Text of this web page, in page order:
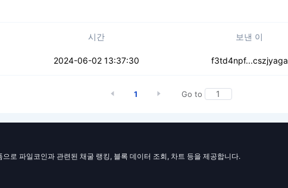
시간 보낸 이
2024-06-02 13:37:30 f3td4npf...cszjyaga
1 Go to
로 파일코인과 관련된 채굴 랭킹, 블록 데이터 조회, 차트 등을 제공합니다.